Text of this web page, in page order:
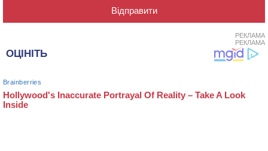
РЕКЛАМА
РЕКЛАМА